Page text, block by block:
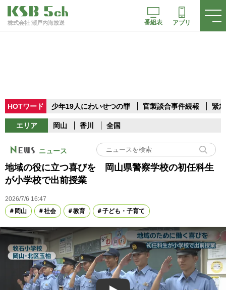
株式会社 瀬戸内海放送 番組表 アプリ
HOTワード 少年19人にわいせつの罪 官製談合事件続報 緊
エリア 岡山 香川 全国
ニュース
地域の役に立つ喜びを 岡山県警察学校の初任科生
が小学校で出前授業
2026/7/6 16:47
岡山
社会 教育 子ども・子育て